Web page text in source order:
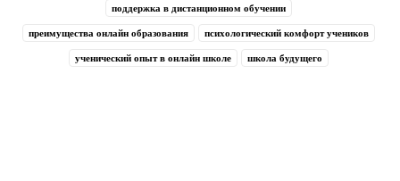
поддержка в дистанционном обучении
преимущества онлайн образования психологический комфорт учеников
ученический опыт в онлайн школе школа будущего